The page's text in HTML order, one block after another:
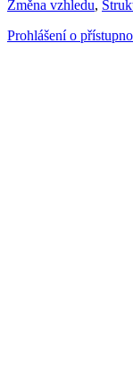
Změna vzhledu,
Prohlášení o